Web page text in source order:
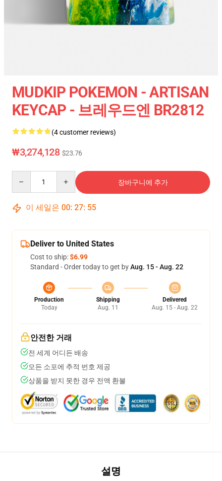
MUDKIP POKEMON - ARTISAN
KEYCAP - 브레우드엔 BR2812
(4 customer reviews)
₩3,274,128 $23.76
장바구니에 추가
이 세일은 00: 27: 55
Deliver to United States
Cost to ship:$6.99
Standard - Order today to get byAug. 15 - Aug. 22
Production
Today
Shipping
Aug. 11
Delivered
Aug. 15 - Aug. 22
안전한 거래
전 세계 어디든 배송
모든 소포에 추적 번호 제공
상품을 받지 못한 경우 전액 환불
설명